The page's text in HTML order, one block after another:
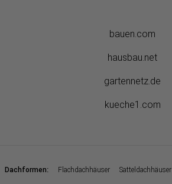
bauen.com
hausbau.net
gartennetz.de
kueche1.com
Dachformen: Flachdachhäuser Satteldachhäuser